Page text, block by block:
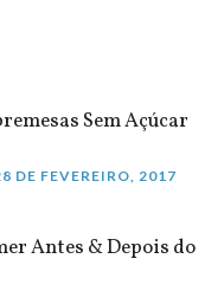
Sem Açúcar
DE FEVEREIRO, 2017
Antes & Depois do